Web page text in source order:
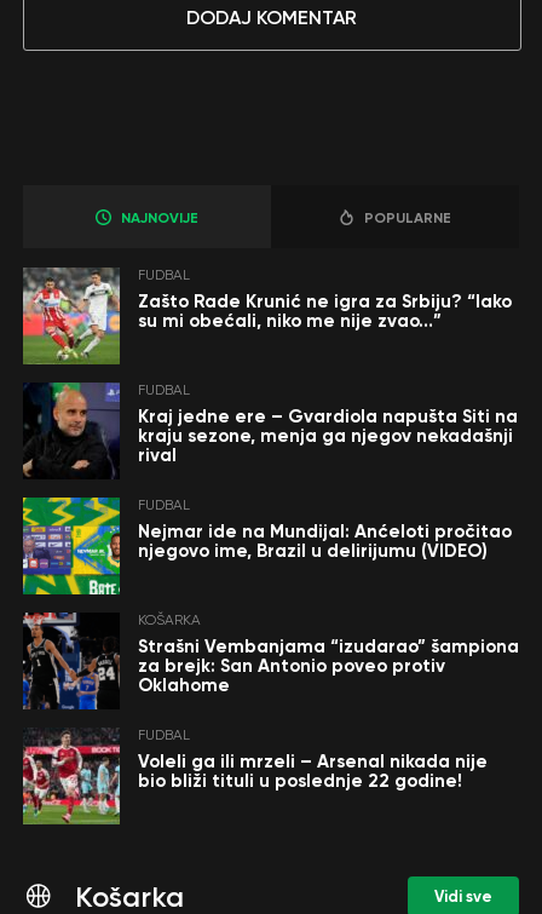
DODAJ KOMENTAR
NAJNOVIJE POPULARNE
FUDBAL
Zašto Rade Krunić ne igra za Srbiju? “Iako
su mi obećali, niko me nije zvao…”
FUDBAL
Kraj jedne ere – Gvardiola napušta Siti na
kraju sezone, menja ga njegov nekadašnji
rival
FUDBAL
Nejmar ide na Mundijal: Anćeloti pročitao
njegovo ime, Brazil u delirijumu (VIDEO)
KOŠARKA
Strašni Vembanjama “izudarao” šampiona
za brejk: San Antonio poveo protiv
Oklahome
FUDBAL
Voleli ga ili mrzeli – Arsenal nikada nije
bio bliži tituli u poslednje 22 godine!
Košarka Vidi sve